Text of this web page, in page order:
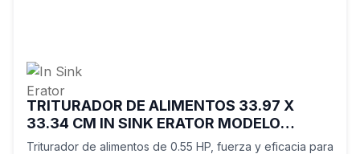
TRITURADOR DE ALIMENTOS 33.97 X
33.34 CM IN SINK ERATOR MODELO
PREMIUM 550 SR
Triturador de alimentos de 0.55 HP, fuerza y eficacia para